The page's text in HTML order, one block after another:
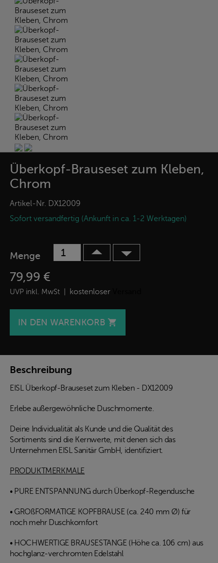
Überkopf-Brauseset zum Kleben,
Chrom
Artikel-Nr. DX12009
Sofort versandfertig (Ankunft in ca. 1-2 Werktagen)
Menge
79,99 €
UVP inkl. MwSt | kostenloser
IN DEN WARENKORB 
Beschreibung
EISL Überkopf-Brauseset zum Kleben - DX12009
Erlebe außergewöhnliche Duschmomente.
Deine Individualität als Kunde und die Qualität des
Sortiments sind die Kernwerte, mit denen sich das
Unternehmen EISL Sanitär GmbH, identifiziert.
PRODUKTMERKMALE
• PURE ENTSPANNUNG durch Überkopf-Regendusche
• GROßFORMATIGE KOPFBRAUSE (ca. 240 mm Ø) für
noch mehr Duschkomfort
• HOCHWERTIGE BRAUSESTANGE (Höhe ca. 106 cm) aus
hochglanz-verchromten Edelstahl